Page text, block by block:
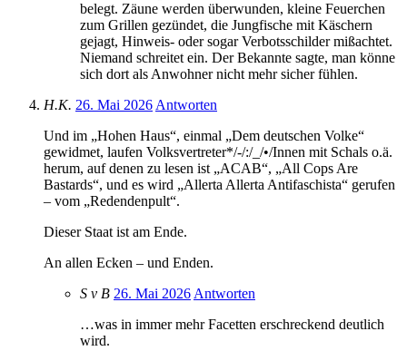
belegt. Zäune werden überwunden, kleine Feuerchen
zum Grillen gezündet, die Jungfische mit Käschern
gejagt, Hinweis- oder sogar Verbotsschilder mißachtet.
Niemand schreitet ein. Der Bekannte sagte, man könne
sich dort als Anwohner nicht mehr sicher fühlen.
H.K. 26. Mai 2026 Antworten
Und im „Hohen Haus“, einmal „Dem deutschen Volke“
gewidmet, laufen Volksvertreter*/-/:/_/•/Innen mit Schals o.ä.
herum, auf denen zu lesen ist „ACAB“, „All Cops Are
Bastards“, und es wird „Allerta Allerta Antifaschista“ gerufen
– vom „Redendenpult“.
Dieser Staat ist am Ende.
An allen Ecken – und Enden.
S v B 26. Mai 2026 Antworten
…was in immer mehr Facetten erschreckend deutlich
wird.